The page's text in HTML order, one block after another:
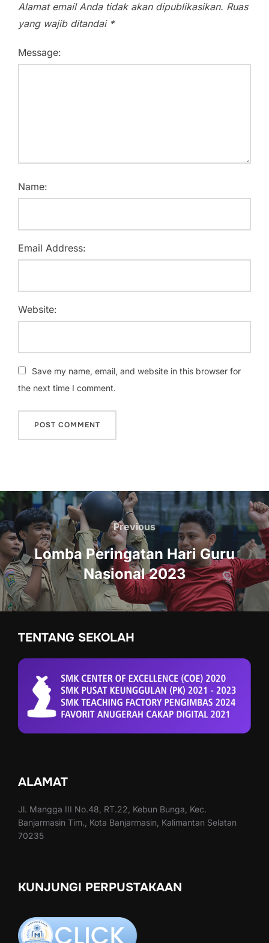
Alamat email Anda tidak akan dipublikasikan. Ruas
yang wajib ditandai *
Message:
Name:
Email Address:
Website:
Save my name, email, and website in this browser for
the next time I comment.
Navigasi
pos
Previous
Previous
Lomba Peringatan Hari Guru
Nasional 2023
TENTANG SEKOLAH
ALAMAT
Jl. Mangga III No.48, RT.22, Kebun Bunga, Kec.
Banjarmasin Tim., Kota Banjarmasin, Kalimantan Selatan
70235
KUNJUNGI PERPUSTAKAAN